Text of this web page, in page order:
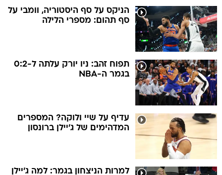
הניקס על סף היסטוריה, וומבי על
סף תהום: מספרי הלילה
תפוח זהב: ניו יורק עלתה ל-0:2
בגמר ה-NBA
עדיף על שיי ולוקה? המספרים
המדהימים של ג'יילן ברונסון
למרות הניצחון בגמר: למה ג'יילן